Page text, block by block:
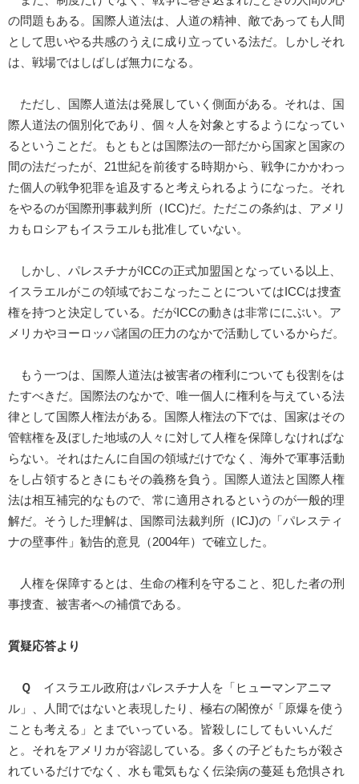
の問題もある。国際人道法は、人道の精神、敵であっても人間
として思いやる共感のうえに成り立っている法だ。しかしそれ
は、戦場ではしばしば無力になる。
ただし、国際人道法は発展していく側面がある。それは、国
際人道法の個別化であり、個々人を対象とするようになってい
るということだ。もともとは国際法の一部だから国家と国家の
間の法だったが、21世紀を前後する時期から、戦争にかかわっ
た個人の戦争犯罪を追及すると考えられるようになった。それ
をやるのが国際刑事裁判所（ICC)だ。ただこの条約は、アメリ
カもロシアもイスラエルも批准していない。
しかし、パレスチナがICCの正式加盟国となっている以上、
イスラエルがこの領域でおこなったことについてはICCは捜査
権を持つと決定している。だがICCの動きは非常ににぶい。ア
メリカやヨーロッパ諸国の圧力のなかで活動しているからだ。
もう一つは、国際人道法は被害者の権利についても役割をは
たすべきだ。国際法のなかで、唯一個人に権利を与えている法
律として国際人権法がある。国際人権法の下では、国家はその
管轄権を及ぼした地域の人々に対して人権を保障しなければな
らない。それはたんに自国の領域だけでなく、海外で軍事活動
をし占領するときにもその義務を負う。国際人道法と国際人権
法は相互補完的なもので、常に適用されるというのが一般的理
解だ。そうした理解は、国際司法裁判所（ICJ)の「パレスティ
ナの壁事件」勧告的意見（2004年）で確立した。
人権を保障するとは、生命の権利を守ること、犯した者の刑
事捜査、被害者への補償である。
質疑応答より
Ｑ イスラエル政府はパレスチナ人を「ヒューマンアニマ
ル」、人間ではないと表現したり、極右の閣僚が「原爆を使う
ことも考える」とまでいっている。皆殺しにしてもいいんだ
と。それをアメリカが容認している。多くの子どもたちが殺さ
れているだけでなく、水も電気もなく伝染病の蔓延も危惧され